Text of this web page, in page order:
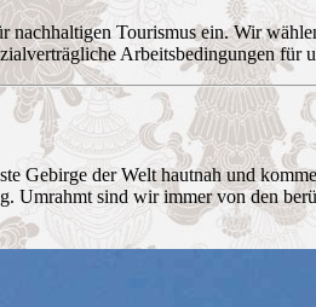
nachhaltigen Tourismus ein. Wir
Arbeitsbedingungen für
Gebirge der Welt hautnah und
Umrahmt sind wir immer von den